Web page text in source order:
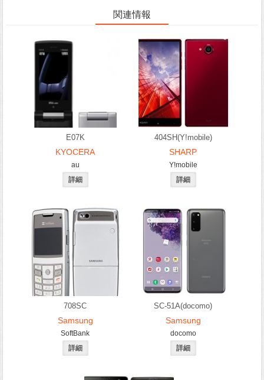
関連情報
E07K
KYOCERA
au
404SH(Y!mobile)
SHARP
Y!mobile
708SC
Samsung
SoftBank
SC-51A(docomo)
Samsung
docomo